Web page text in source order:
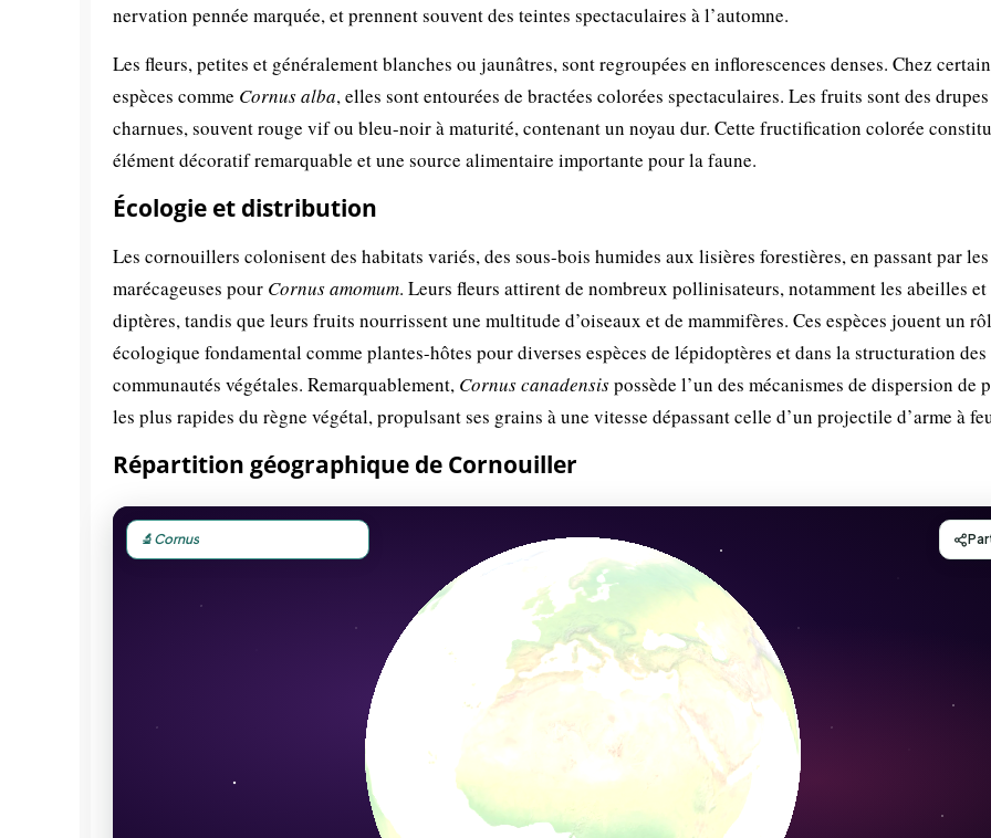
nervation pennée marquée, et prennent souvent des teintes spectaculaires à l’automne.
Les fleurs, petites et généralement blanches ou jaunâtres, sont regroupées en inflorescences denses. Chez
espèces comme Cornus alba, elles sont entourées de bractées colorées spectaculaires. Les fruits sont des drupes
charnues, souvent rouge vif ou bleu-noir à maturité, contenant un noyau dur. Cette fructification colorée
élément décoratif remarquable et une source alimentaire importante pour la faune.
Écologie et distribution
Les cornouillers colonisent des habitats variés, des sous-bois humides aux lisières forestières, en passant par
marécageuses pour Cornus amomum. Leurs fleurs attirent de nombreux pollinisateurs, notamment les abeilles et
diptères, tandis que leurs fruits nourrissent une multitude d’oiseaux et de mammifères. Ces espèces jouent un
écologique fondamental comme plantes-hôtes pour diverses espèces de lépidoptères et dans la structuration des
communautés végétales. Remarquablement, Cornus canadensispossède l’un des mécanismes de dispersion de
les plus rapides du règne végétal, propulsant ses grains à une vitesse dépassant celle d’un projectile d’arme à
Répartition géographique de Cornouiller